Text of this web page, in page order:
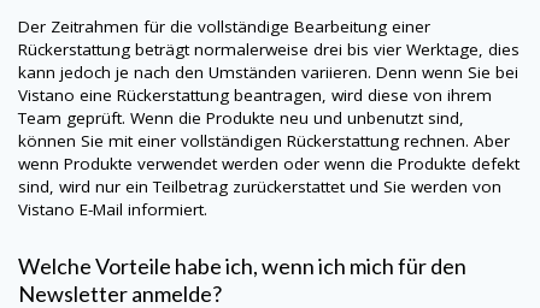
Der Zeitrahmen für die vollständige Bearbeitung einer
Rückerstattung beträgt normalerweise drei bis vier Werktage, dies
kann jedoch je nach den Umständen variieren. Denn wenn Sie bei
Vistano eine Rückerstattung beantragen, wird diese von ihrem
Team geprüft. Wenn die Produkte neu und unbenutzt sind,
können Sie mit einer vollständigen Rückerstattung rechnen. Aber
wenn Produkte verwendet werden oder wenn die Produkte defekt
sind, wird nur ein Teilbetrag zurückerstattet und Sie werden von
Vistano E-Mail informiert.
Welche Vorteile habe ich, wenn ich mich für den
Newsletter anmelde?